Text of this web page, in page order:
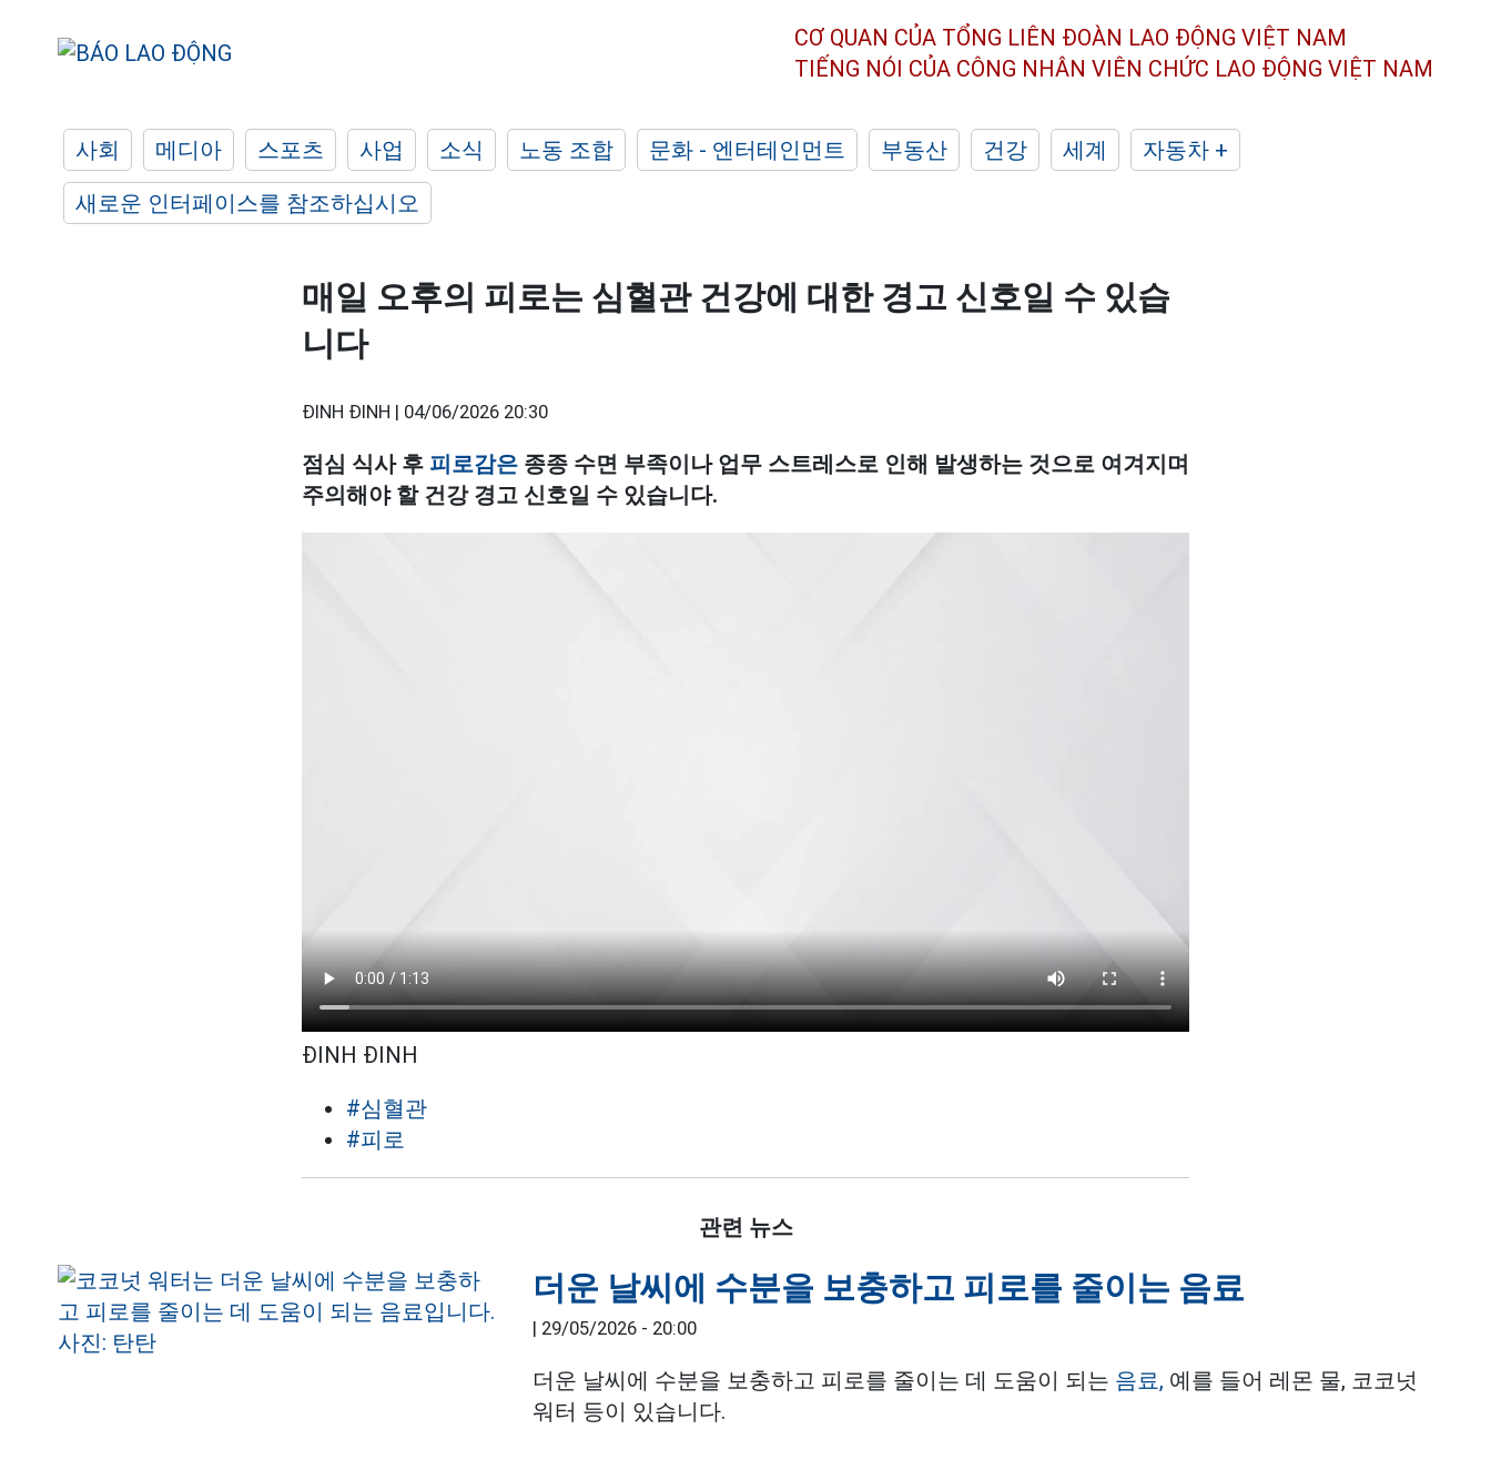
CƠ QUAN CỦA TỔNG LIÊN ĐOÀN LAO ĐỘNG VIỆT NAM
TIẾNG NÓI CỦA CÔNG NHÂN VIÊN CHỨC LAO ĐỘNG VIỆT NAM
사회 메디아 스포츠 사업 소식 노동 조합 문화 - 엔터테인먼트 부동산 건강 세계
자동차 +
새로운 인터페이스를 참조하십시오
매일 오후의 피로는 심혈관 건강에 대한 경고 신호일 수 있습
니다
ĐINH ĐINH | 04/06/2026 20:30
점심 식사 후 피로감은 종종 수면 부족이나 업무 스트레스로 인해 발생하는 것으로 여겨지며
주의해야 할 건강 경고 신호일 수 있습니다.
ĐINH ĐINH
#심혈관
#피로
관련 뉴스
더운 날씨에 수분을 보충하고 피로를 줄이는 음료
| 29/05/2026 - 20:00
더운 날씨에 수분을 보충하고 피로를 줄이는 데 도움이 되는 음료, 예를 들어 레몬 물, 코코넛
워터 등이 있습니다.